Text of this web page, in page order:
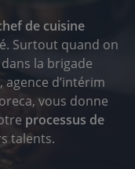
de cuisine
Surtout quand on
dans la brigade
d’intérim
vous donne
processus de
talents.